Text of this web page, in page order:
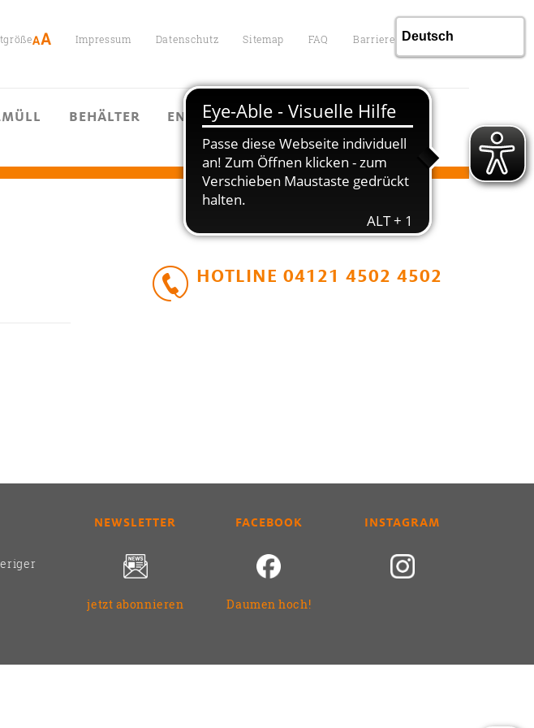
Impressum Datenschutz Sitemap FAQ Barrierefreiheit
BEHÄLTER ENTGELTE KONTAKT
HOTLINE 04121 4502 4502
NEWSLETTER
jetzt abonnieren
FACEBOOK
Daumen hoch!
INSTAGRAM